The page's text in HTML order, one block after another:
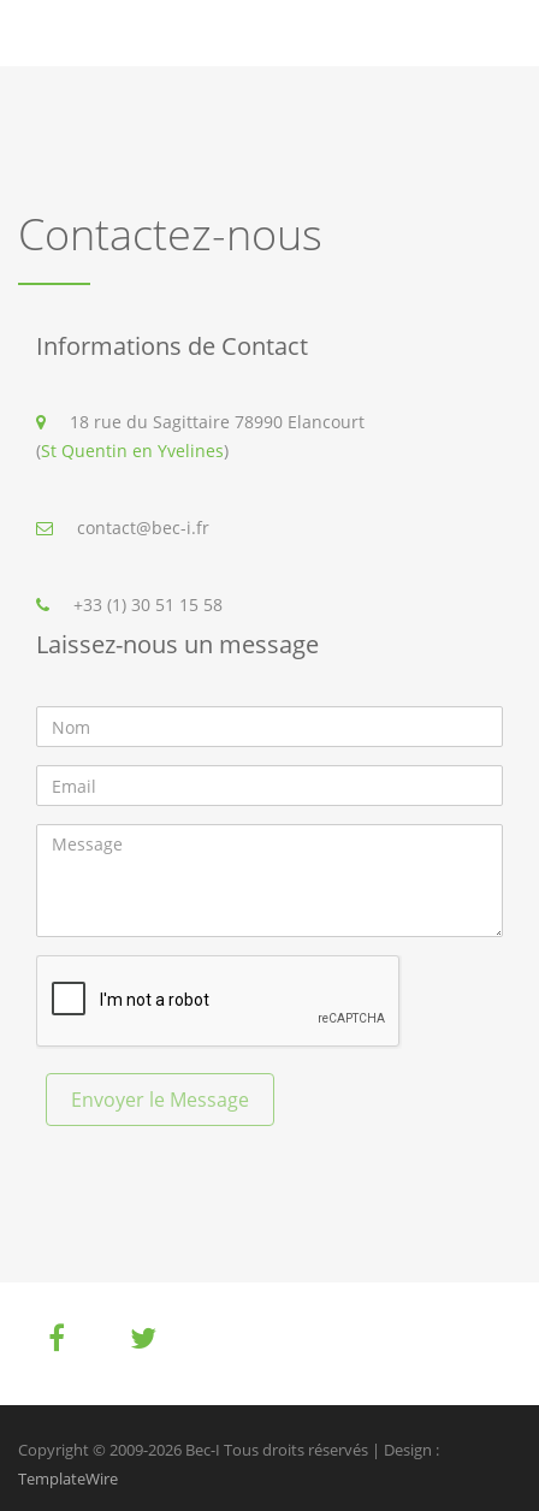
Contactez-nous
Informations de Contact
18 rue du Sagittaire 78990 Elancourt
(St Quentin en Yvelines)
contact@bec-i.fr
+33 (1) 30 51 15 58
Laissez-nous un message
Envoyer le Message
Copyright © 2009-2026 Bec-I Tous droits réservés | Design :
TemplateWire